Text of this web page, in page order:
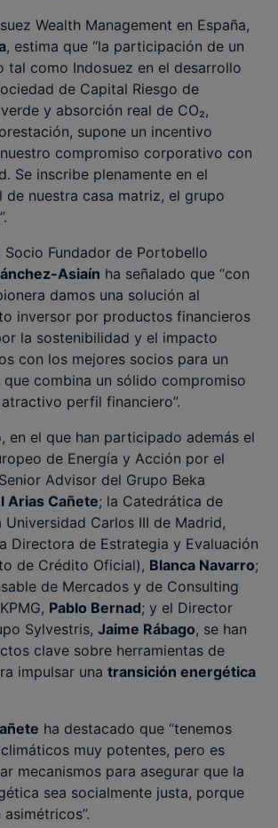
Wealth Management en España,
, estima que “la participación de un
tal como Indosuez en el desarrollo
de Capital Riesgo de
y absorción real de CO₂,
supone un incentivo
compromiso corporativo con
Se inscribe plenamente en el
nuestra casa matriz, el grupo
Socio Fundador de Portobello
Asiaín ha señalado que “con
damos una solución al
inversor por productos financieros
la sostenibilidad y el impacto
con los mejores socios para un
combina un sólido compromiso
perfil financiero”.
en el que han participado además el
de Energía y Acción por el
Advisor del Grupo Beka
Arias Cañete; la Catedrática de
Universidad Carlos III de Madrid,
Directora de Estrategia y Evaluación
de Crédito Oficial), Blanca Navarro;
de Mercados y de Consulting
Pablo Bernad; y el Director
Sylvestris, Jaime Rábago, se han
clave sobre herramientas de
impulsar una transición energética
ha destacado que “tenemos
muy potentes, pero es
mecanismos para asegurar que la
sea socialmente justa, porque